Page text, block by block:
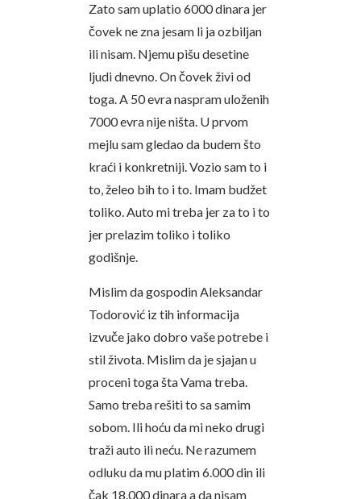
Zato sam uplatio 6000 dinara jer
čovek ne zna jesam li ja ozbiljan
ili nisam. Njemu pišu desetine
ljudi dnevno. On čovek živi od
toga. A 50 evra naspram uloženih
7000 evra nije ništa. U prvom
mejlu sam gledao da budem što
kraći i konkretniji. Vozio sam to i
to, želeo bih to i to. Imam budžet
toliko. Auto mi treba jer za to i to
jer prelazim toliko i toliko
godišnje.
Mislim da gospodin Aleksandar
Todorović iz tih informacija
izvuče jako dobro vaše potrebe i
stil života. Mislim da je sjajan u
proceni toga šta Vama treba.
Samo treba rešiti to sa samim
sobom. Ili hoću da mi neko drugi
traži auto ili neću. Ne razumem
odluku da mu platim 6.000 din ili
čak 18.000 dinara a da nisam